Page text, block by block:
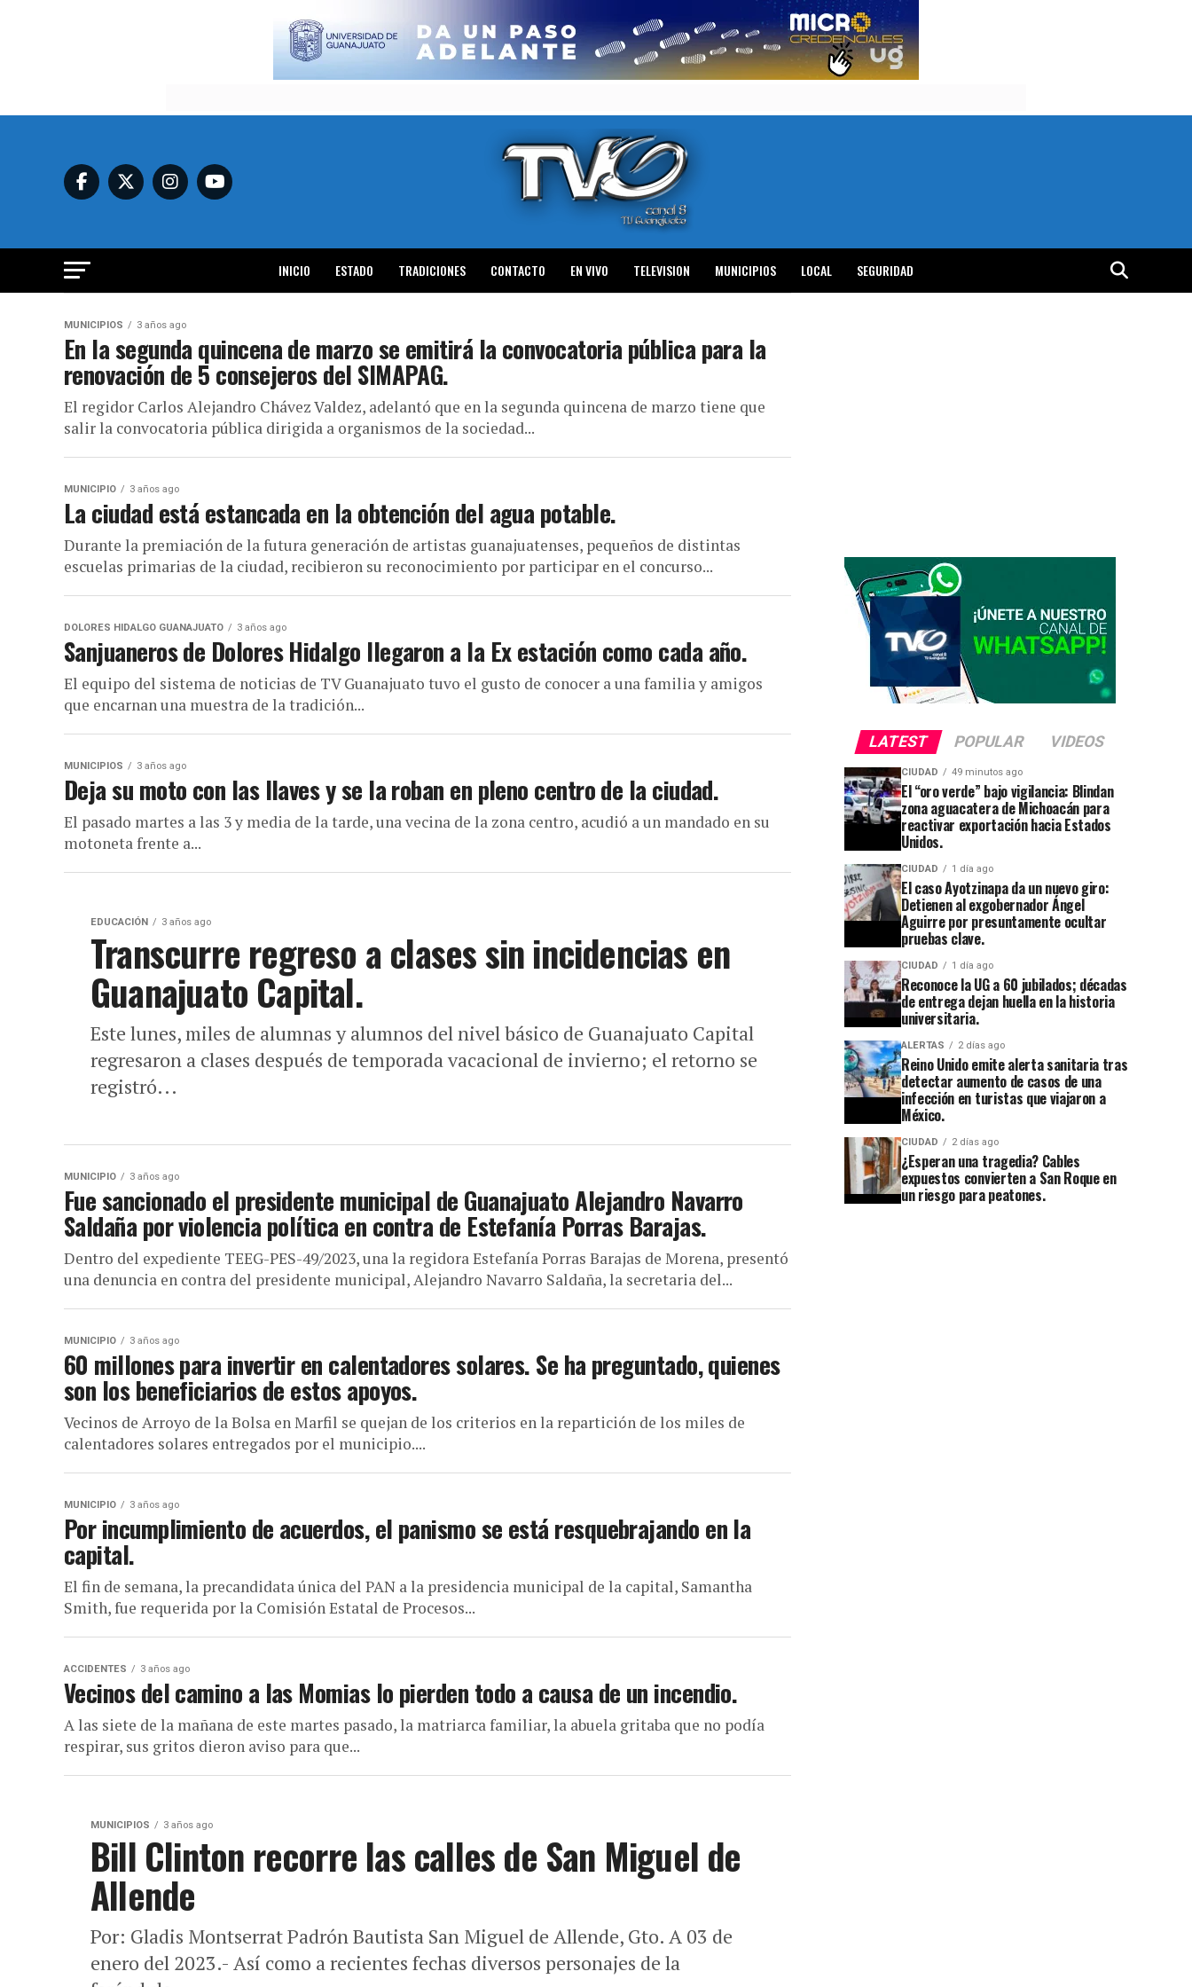
INICIO ESTADO TRADICIONES CONTACTO EN VIVO TELEVISION MUNICIPIOS LOCAL SEGURIDAD
MUNICIPIOS 3 años ago
En la segunda quincena de marzo se emitirá la convocatoria pública para la
renovación de 5 consejeros del SIMAPAG.
El regidor Carlos Alejandro Chávez Valdez, adelantó que en la segunda quincena de marzo tiene que
salir la convocatoria pública dirigida a organismos de la sociedad...
MUNICIPIO 3 años ago
La ciudad está estancada en la obtención del agua potable.
Durante la premiación de la futura generación de artistas guanajuatenses, pequeños de distintas
escuelas primarias de la ciudad, recibieron su reconocimiento por participar en el concurso...
DOLORES HIDALGO GUANAJUATO 3 años ago
Sanjuaneros de Dolores Hidalgo llegaron a la Ex estación como cada año.
El equipo del sistema de noticias de TV Guanajuato tuvo el gusto de conocer a una familia y amigos
que encarnan una muestra de la tradición...
MUNICIPIOS 3 años ago
Deja su moto con las llaves y se la roban en pleno centro de la ciudad.
El pasado martes a las 3 y media de la tarde, una vecina de la zona centro, acudió a un mandado en su
motoneta frente a...
EDUCACIÓN 3 años ago
Transcurre regreso a clases sin incidencias en
Guanajuato Capital.
Este lunes, miles de alumnas y alumnos del nivel básico de Guanajuato Capital
regresaron a clases después de temporada vacacional de invierno; el retorno se
registró...
MUNICIPIO 3 años ago
Fue sancionado el presidente municipal de Guanajuato Alejandro Navarro
Saldaña por violencia política en contra de Estefanía Porras Barajas.
Dentro del expediente TEEG-PES-49/2023, una la regidora Estefanía Porras Barajas de Morena, presentó
una denuncia en contra del presidente municipal, Alejandro Navarro Saldaña, la secretaria del...
MUNICIPIO 3 años ago
60 millones para invertir en calentadores solares. Se ha preguntado, quienes
son los beneficiarios de estos apoyos.
Vecinos de Arroyo de la Bolsa en Marfil se quejan de los criterios en la repartición de los miles de
calentadores solares entregados por el municipio....
MUNICIPIO 3 años ago
Por incumplimiento de acuerdos, el panismo se está resquebrajando en la
capital.
El fin de semana, la precandidata única del PAN a la presidencia municipal de la capital, Samantha
Smith, fue requerida por la Comisión Estatal de Procesos...
ACCIDENTES 3 años ago
Vecinos del camino a las Momias lo pierden todo a causa de un incendio.
A las siete de la mañana de este martes pasado, la matriarca familiar, la abuela gritaba que no podía
respirar, sus gritos dieron aviso para que...
MUNICIPIOS 3 años ago
Bill Clinton recorre las calles de San Miguel de
Allende
Por: Gladis Montserrat Padrón Bautista San Miguel de Allende, Gto. A 03 de
enero del 2023.- Así como a recientes fechas diversos personajes de la
LATEST POPULAR VIDEOS
CIUDAD 49 minutos ago
El “oro verde” bajo vigilancia: Blindan
zona aguacatera de Michoacán para
reactivar exportación hacia Estados
Unidos.
CIUDAD 1 día ago
El caso Ayotzinapa da un nuevo giro:
Detienen al exgobernador Ángel
Aguirre por presuntamente ocultar
pruebas clave.
CIUDAD 1 día ago
Reconoce la UG a 60 jubilados; décadas
de entrega dejan huella en la historia
universitaria.
ALERTAS 2 días ago
Reino Unido emite alerta sanitaria tras
detectar aumento de casos de una
infección en turistas que viajaron a
México.
CIUDAD 2 días ago
¿Esperan una tragedia? Cables
expuestos convierten a San Roque en
un riesgo para peatones.